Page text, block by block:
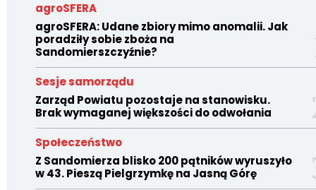
agroSFERA
agroSFERA: Udane zbiory mimo anomalii. Jak
poradziły sobie zboża na
Sandomierszczyźnie?
Sesje samorządu
Zarząd Powiatu pozostaje na stanowisku.
Brak wymaganej większości do odwołania
Społeczeństwo
Z Sandomierza blisko 200 pątników wyruszyło
w 43. Pieszą Pielgrzymkę na Jasną Górę